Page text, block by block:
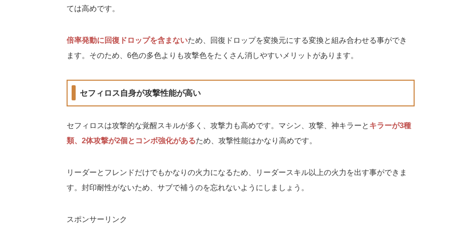
ては高めです。
倍率発動に回復ドロップを含まないため、回復ドロップを変換元にする変換と組み合わせる事ができ
ます。そのため、6色の多色よりも攻撃色をたくさん消しやすいメリットがあります。
セフィロス自身が攻撃性能が高い
セフィロスは攻撃的な覚醒スキルが多く、攻撃力も高めです。マシン、攻撃、神キラーと キラーが3種
類、2体攻撃が2個とコンボ強化があるため、攻撃性能はかなり高めです。
リーダーとフレンドだけでもかなりの火力になるため、リーダースキル以上の火力を出す事ができま
す。封印耐性がないため、サブで補うのを忘れないようにしましょう。
スポンサーリンク